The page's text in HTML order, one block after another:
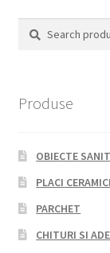
Search
Search
Produse
OBIECTE
PLACI
PARCHET
CHITURI SI